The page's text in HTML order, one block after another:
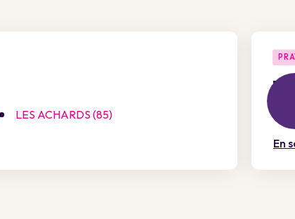
LES ACHARDS (85) 15
En